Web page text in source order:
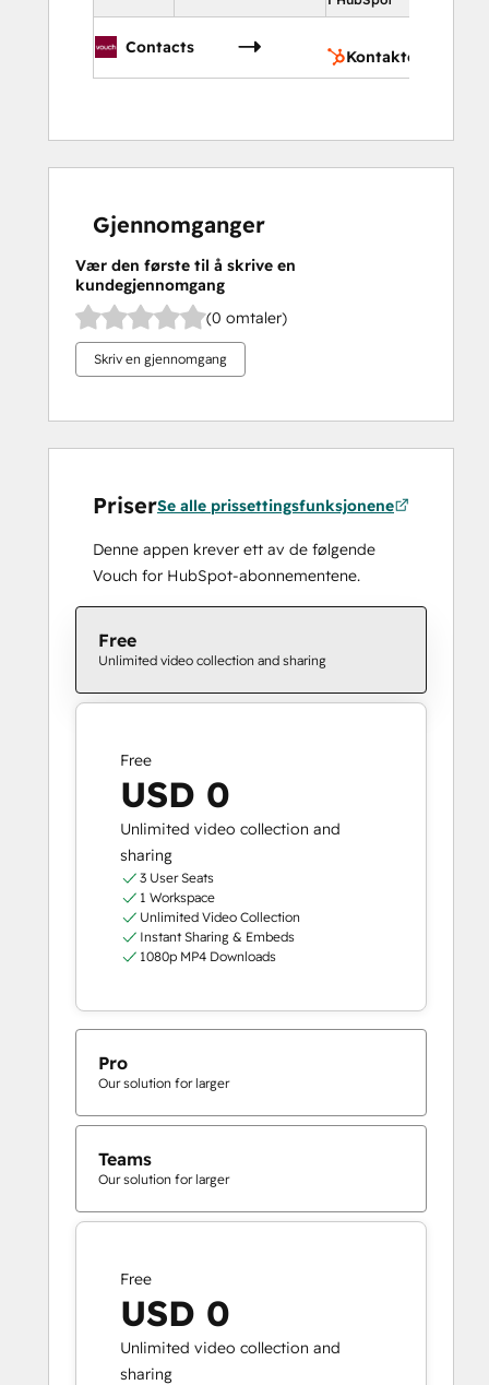
Contacts
Kontakter
Gjennomganger
Vær den første til å skrive en
kundegjennomgang
(0 omtaler)
Skriv en gjennomgang
PriserSe alle prissettingsfunksjonene
Denne appen krever ett av de følgende
Vouch for HubSpot-abonnementene.
Free
Unlimited video collection and sharing
Free
USD 0
Unlimited video collection and
sharing
3 User Seats
1 Workspace
Unlimited Video Collection
Instant Sharing & Embeds
1080p MP4 Downloads
Pro
Our solution for larger
Teams
Our solution for larger
Free
USD 0
Unlimited video collection and
sharing